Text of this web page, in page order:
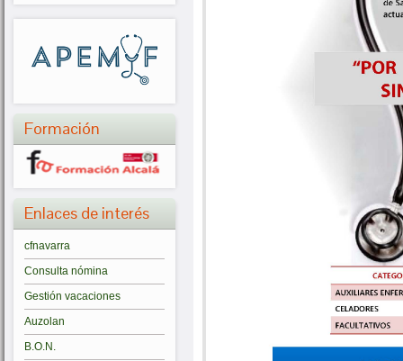
Formación
Enlaces de interés
cfnavarra
Consulta nómina
Gestión vacaciones
Auzolan
B.O.N.